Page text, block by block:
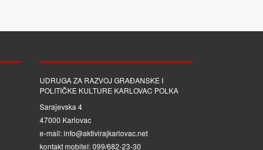
UDRUGA ZA RAZVOJ GRAĐANSKE I
POLITIČKE KULTURE KARLOVAC POLKA
Sarajevska 4
47000 Karlovac
e-mail: info@aktivirajkarlovac.net
kontakt mobitel: 099/682-23-30